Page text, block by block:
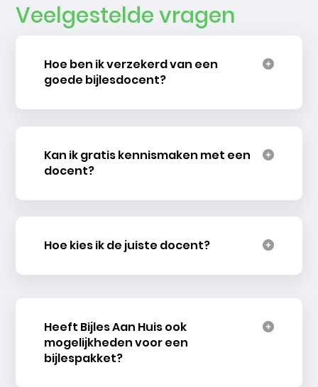
Veelgestelde vragen
Hoe ben ik verzekerd van een
goede bijlesdocent?
Kan ik gratis kennismaken met een
docent?
Hoe kies ik de juiste docent?
Heeft Bijles Aan Huis ook
mogelijkheden voor een
bijlespakket?